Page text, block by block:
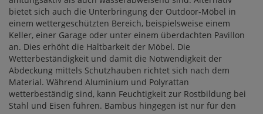
bietet sich auch die Unterbringung der Outdoor-Möbel in
einem wettergeschützten Bereich, beispielsweise einem
Keller, einer Garage oder unter einem überdachten Pavillon
an. Dies erhöht die Haltbarkeit der Möbel. Die
Wetterbeständigkeit und damit die Notwendigkeit der
Abdeckung mittels Schutzhauben richtet sich nach dem
Material. Während Aluminium und Polyrattan
wetterbeständig sind, kann Feuchtigkeit zur Rostbildung bei
Stahl und Eisen führen. Bambus hingegen ist nur für den